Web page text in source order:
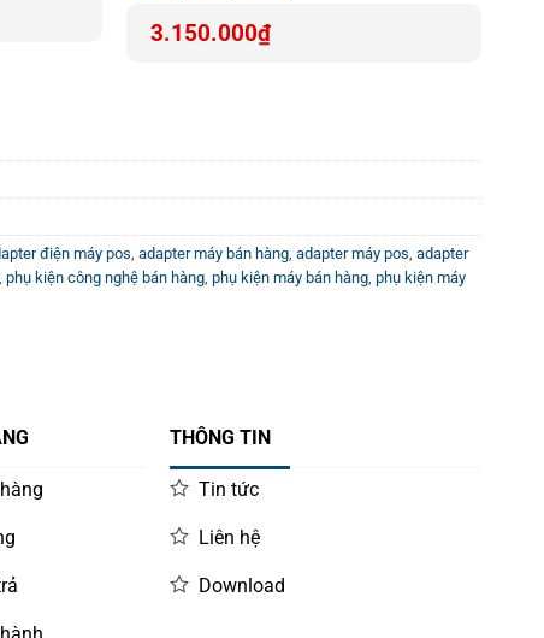
3.150.000₫
điện máy pos, adapter máy bán hàng, adapter máy pos, adapter
, phụ kiện công nghệ bán hàng, phụ kiện máy bán hàng, phụ kiện máy
THÔNG TIN
Tin tức
Liên hệ
Download